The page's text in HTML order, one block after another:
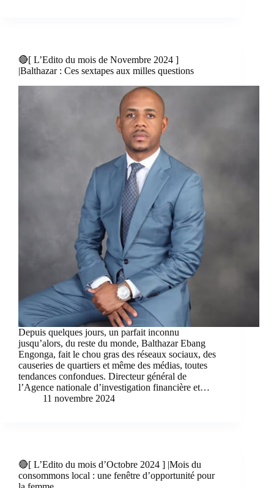
🔴[ L’Edito du mois de Novembre 2024 ]
|Balthazar : Ces sextapes aux milles questions
Depuis quelques jours, un parfait inconnu
jusqu’alors, du reste du monde, Balthazar Ebang
Engonga, fait le chou gras des réseaux sociaux, des
causeries de quartiers et même des médias, toutes
tendances confondues. Directeur général de
l’Agence nationale d’investigation financière et…
11 novembre 2024
🔴[ L’Edito du mois d’Octobre 2024 ] |Mois du
consommons local : une fenêtre d’opportunité pour